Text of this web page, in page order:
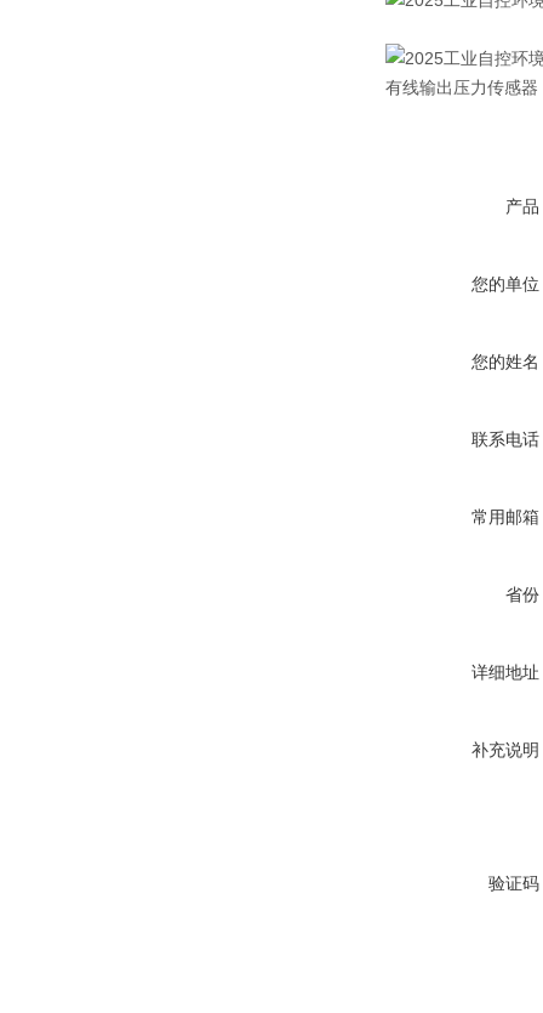
有线输出压力
产品
您的单位
您的姓名
联系电话
常用邮箱
省份
详细地址
补充说明
验证码